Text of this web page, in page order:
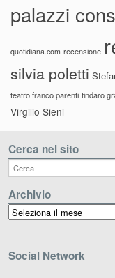
palazzi
quotidiana.com recensione
silvia poletti
teatro franco parenti tindaro
Virgilio Sieni
Cerca nel sito
Archivio
Archivio
Social Network